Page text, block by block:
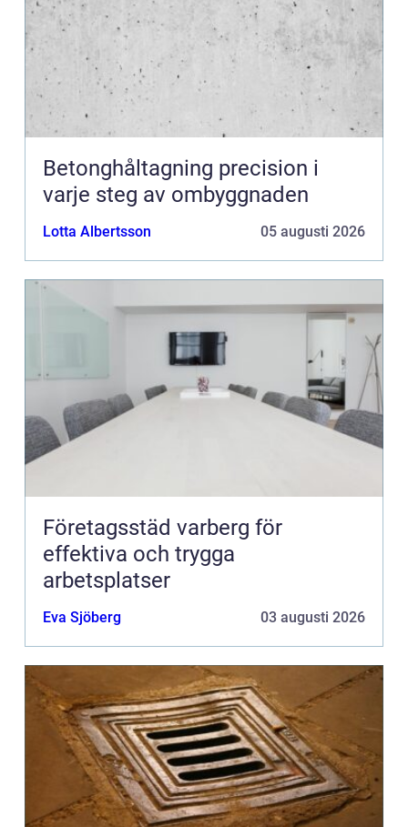
Betonghåltagning precision i
varje steg av ombyggnaden
Lotta Albertsson 05 augusti 2026
Företagsstäd varberg för
effektiva och trygga
arbetsplatser
Eva Sjöberg 03 augusti 2026